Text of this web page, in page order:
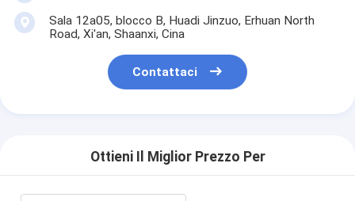
Sala 12a05, blocco B, Huadi Jinzuo, Erhuan North
Road, Xi'an, Shaanxi, Cina
Contattaci
Ottieni Il Miglior Prezzo Per